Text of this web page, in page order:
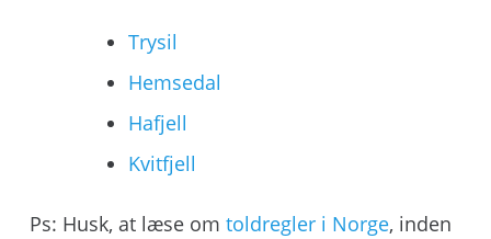
Trysil
Hemsedal
Hafjell
Kvitfjell
Ps: Husk, at læse om toldregler i Norge, inden